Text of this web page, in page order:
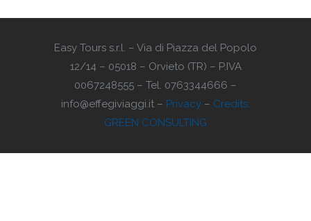
Easy Tours s.r.l. – Via di Piazza del Popolo
12/14 – 05018 – Orvieto (TR) – P.IVA
0067248555 – Tel. 0763344666 –
info@effegiviaggi.it – Privacy – Credits:
GREEN CONSULTING